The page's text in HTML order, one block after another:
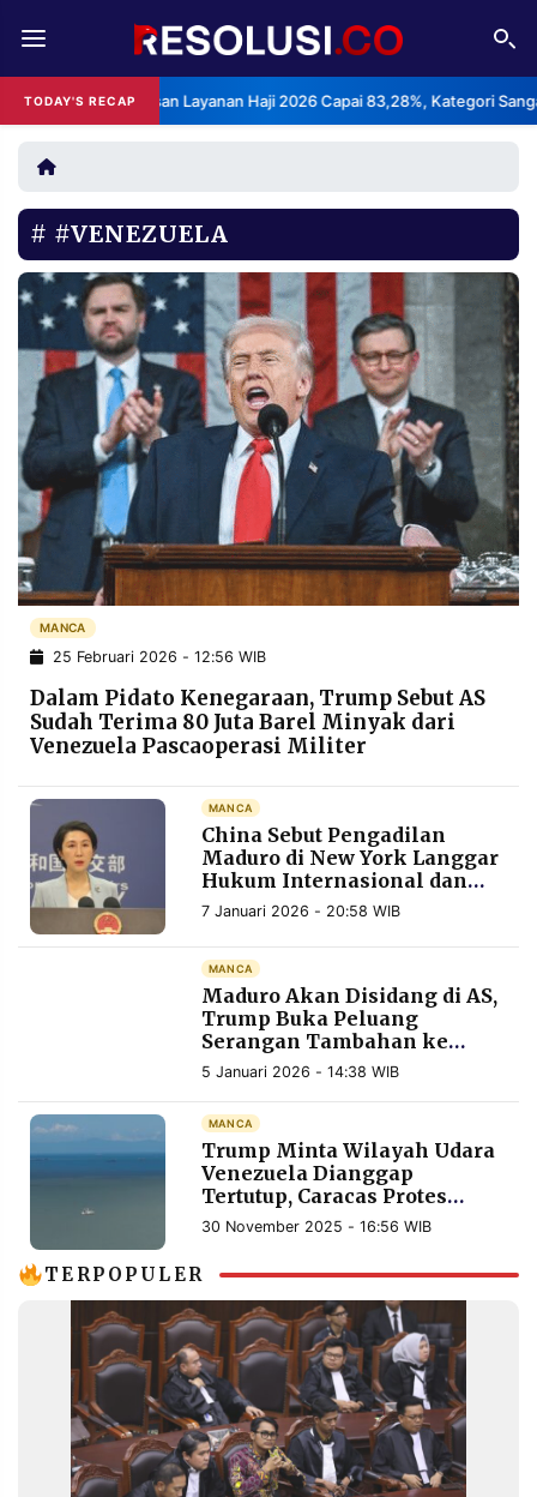
TODAY'S RECAP
Kepuasan Layanan Haji 2026 Capai 83,28%, Kategori Sangat
REDAKSI TENTANG
RESOLUSI IKLAN
RUBRIKASI
EDITORIAL AKSARA
FINANSIA PERSONA
DAERAH NASIONAL
SPORT
INFORMASI
PRIVACY
POLICY
BERITA
WARGA
INFORMASI
IKLAN
KIRIM
PENGADUAN TERM
OF
SERVICE
IKUTI
KAMI
PRAMUDITA
Resolusi.co
2026
MEDIA
#VENEZUELA
MANCA
25 Februari 2026 - 12:56 WIB
Dalam Pidato Kenegaraan, Trump Sebut AS
Sudah Terima 80 Juta Barel Minyak dari
Venezuela Pascaoperasi Militer
MANCA
China Sebut Pengadilan
Maduro di New York Langgar
Hukum Internasional dan
Kedaulatan Venezuela
7 Januari 2026 - 20:58 WIB
MANCA
Maduro Akan Disidang di AS,
Trump Buka Peluang
Serangan Tambahan ke
Venezuela
5 Januari 2026 - 14:38 WIB
MANCA
Trump Minta Wilayah Udara
Venezuela Dianggap
Tertutup, Caracas Protes
Keras
30 November 2025 - 16:56 WIB
TERPOPULER